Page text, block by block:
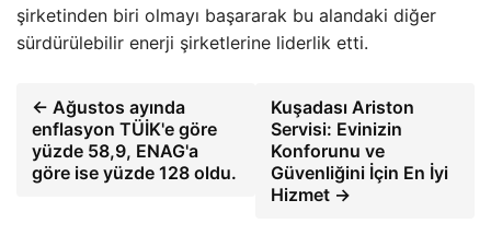
şirketinden biri olmayı başararak bu alandaki diğer
sürdürülebilir enerji şirketlerine liderlik etti.
← Ağustos ayında
enflasyon TÜİK'e göre
yüzde 58,9, ENAG'a
göre ise yüzde 128 oldu.
Kuşadası Ariston
Servisi: Evinizin
Konforunu ve
Güvenliğini İçin En İyi
Hizmet →